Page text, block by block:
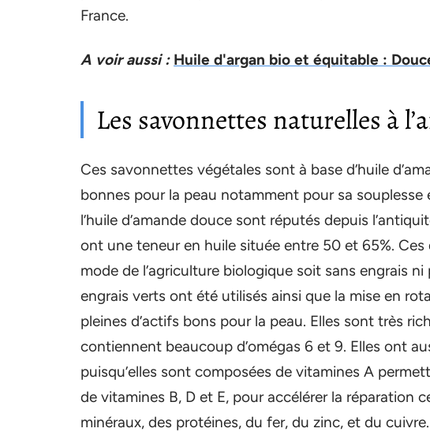
France.
A voir aussi : Huile d'argan bio et équitable :
Les savonnettes naturelles à
Ces savonnettes végétales sont à base d’huile
bonnes pour la peau notamment pour sa
l’huile d’amande douce sont réputés depuis
ont une teneur en huile située entre 50 et 65%.
mode de l’agriculture biologique soit sans engrais
engrais verts ont été utilisés ainsi que la mise en
pleines d’actifs bons pour la peau. Elles sont très
contiennent beaucoup d’omégas 6 et 9. Elles ont
puisqu’elles sont composées de vitamines A
de vitamines B, D et E, pour accélérer la réparation
minéraux, des protéines, du fer, du zinc, et du